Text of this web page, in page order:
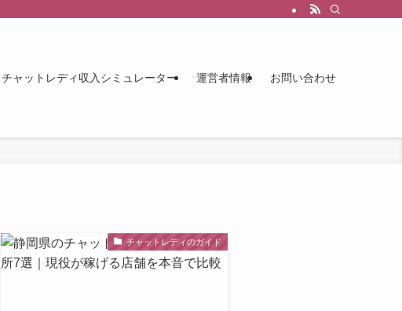
チャットレディ収入シミュレーター 運営者情報 お問い合わせ
チャットレディのガイド